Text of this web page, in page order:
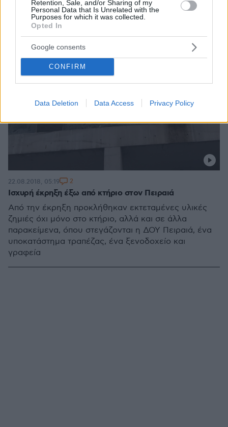
Retention, Sale, and/or Sharing of my
Personal Data that Is Unrelated with the
Purposes for which it was collected.
Opted In
Google consents
CONFIRM
Data Deletion Data Access Privacy Policy
Ισχυρή έκρηξη έξω από κτήριο στον Πειραιά
Από την έκρηξη προκλήθηκαν εκτεταμένες υλικές
ζημιές όχι μόνο στο κτήριο, αλλά και σε άλλα
παρακείμενα, όπου στεγάζονται η ΔΟΥ Πειραιά, ένα
υποκατάστημα τραπέζας, ένα ξενοδοχείο και
γραφεία
22.08.2018, 05:19 2